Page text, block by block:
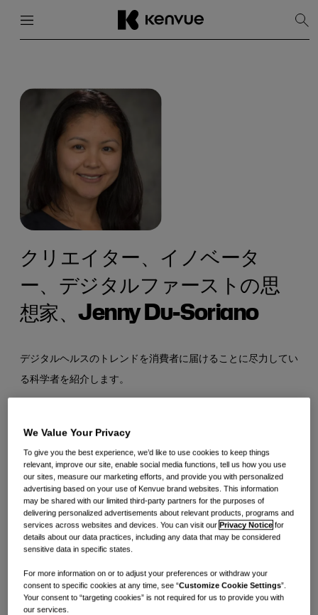
検
索
クリエイター、イノベータ
ー、デジタルファーストの思
想家、Jenny Du-Soriano
デジタルヘルスのトレンドを消費者に届けることに尽力してい
る科学者を紹介します。
革新的な始まり
BAND-AID®ブランドのような代表的なブランドの背後にあ
る人々について考えたことはありますか？科学者であると同時
に、訓練を受けたエンジニアであるJenny Du-Sorianoに注
目してみてください。
ことはありません。彼女は幼い頃から、自分の周囲の世界にお
ける内部の仕組みに常に興味を持っていました。
We Value Your Privacy
To give you the best experience, we’d like to use cookies to keep things
relevant, improve our site, enable social media functions, tell us how you use
our sites, measure our marketing efforts, and provide you with personalized
advertising based on your use of Kenvue brand websites. This information
may be shared with our limited third-party partners for the purposes of
delivering personalized advertisements about relevant products, programs and
services across websites and devices. You can visit our Privacy Notice for
details about our data practices, including any data that may be considered
sensitive data in specific states.
For more information on or to adjust your preferences or withdraw your
consent to specific cookies at any time, see “Customize Cookie Settings”.
Your consent to “targeting cookies” is not required for us to provide you with
our services.